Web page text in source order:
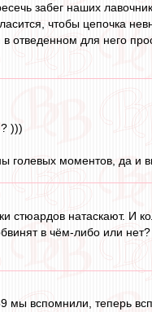
забег наших
чтобы цепочка
для него
)))
голевых моментов, да и
стюардов натаскают.
в чём-либо или
мы вспомнили, теперь